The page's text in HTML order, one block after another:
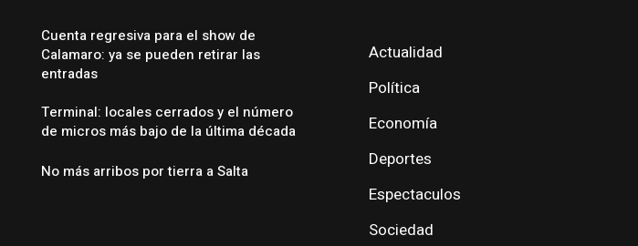
Cuenta regresiva para el show de
Calamaro: ya se pueden retirar las
entradas
Terminal: locales cerrados y el número
de micros más bajo de la última década
No más arribos por tierra a Salta
Actualidad
Política
Economía
Deportes
Espectaculos
Sociedad